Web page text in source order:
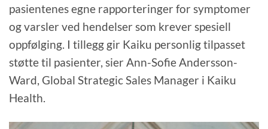
pasientenes egne rapporteringer for symptomer
og varsler ved hendelser som krever spesiell
oppfølging. I tillegg gir Kaiku personlig tilpasset
støtte til pasienter, sier Ann-Sofie Andersson-
Ward, Global Strategic Sales Manager i Kaiku
Health.